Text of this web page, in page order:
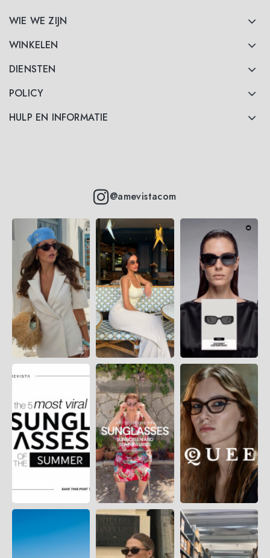
WIE WE ZIJN
WINKELEN
DIENSTEN
POLICY
HULP EN INFORMATIE
@amevistacom